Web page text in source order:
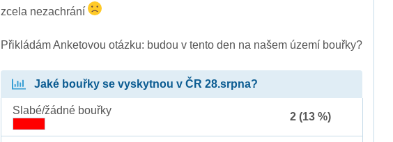
zcela nezachrání
Přikládám Anketovou otázku: budou v tento den na našem území bouřky?
Jaké bouřky se vyskytnou v ČR 28.srpna?
Slabé/žádné bouřky
2 (13 %)